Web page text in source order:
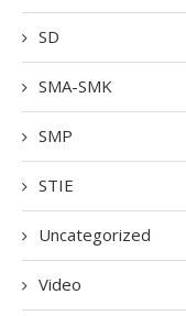
SD
SMA-SMK
SMP
STIE
Uncategorized
Video